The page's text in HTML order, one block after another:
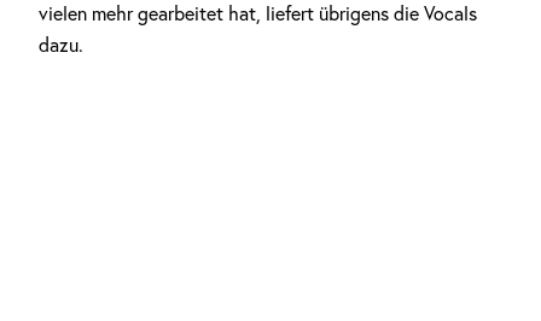
vielen mehr gearbeitet hat, liefert übrigens die Vocals
dazu.